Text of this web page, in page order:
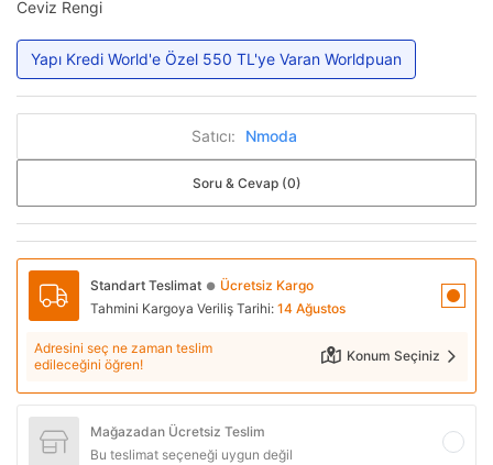
Ceviz Rengi
Yapı Kredi World'e Özel 550 TL'ye Varan Worldpuan
Satıcı: Nmoda
Soru & Cevap (0)
Standart Teslimat ● Ücretsiz Kargo
Tahmini Kargoya Veriliş Tarihi: 14 Ağustos
Adresini seç ne zaman teslim
edileceğini öğren!
Konum Seçiniz
Mağazadan Ücretsiz Teslim
Bu teslimat seçeneği uygun değil